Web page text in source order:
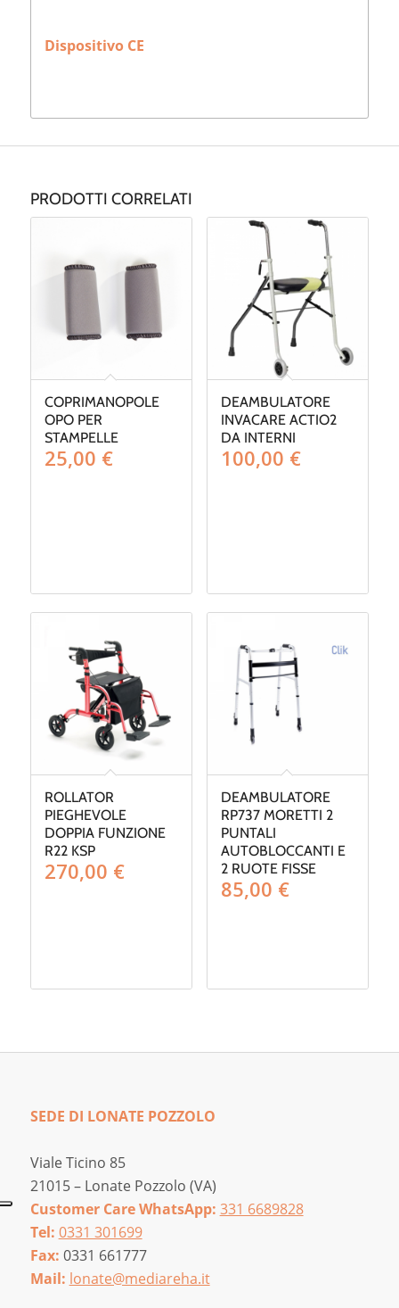
Dispositivo CE
PRODOTTI CORRELATI
COPRIMANOPOLE
OPO PER
STAMPELLE
25,00 €
DEAMBULATORE
INVACARE ACTIO2
DA INTERNI
100,00 €
ROLLATOR
PIEGHEVOLE
DOPPIA FUNZIONE
R22 KSP
270,00 €
DEAMBULATORE
RP737 MORETTI 2
PUNTALI
AUTOBLOCCANTI E
2 RUOTE FISSE
85,00 €
SEDE DI LONATE POZZOLO
Viale Ticino 85
21015 – Lonate Pozzolo (VA)
Customer Care WhatsApp: 331 6689828
Tel: 0331 301699
Fax: 0331 661777
Mail: lonate@mediareha.it